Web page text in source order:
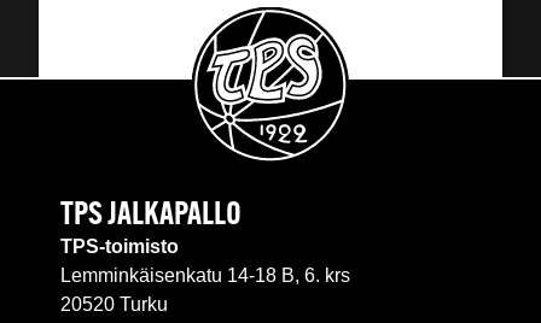
TPS JALKAPALLO
TPS-toimisto
Lemminkäisenkatu 14-18 B, 6. krs
20520 Turku